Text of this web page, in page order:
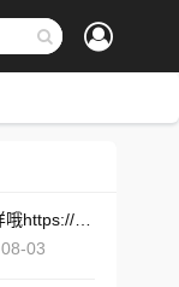
08-03